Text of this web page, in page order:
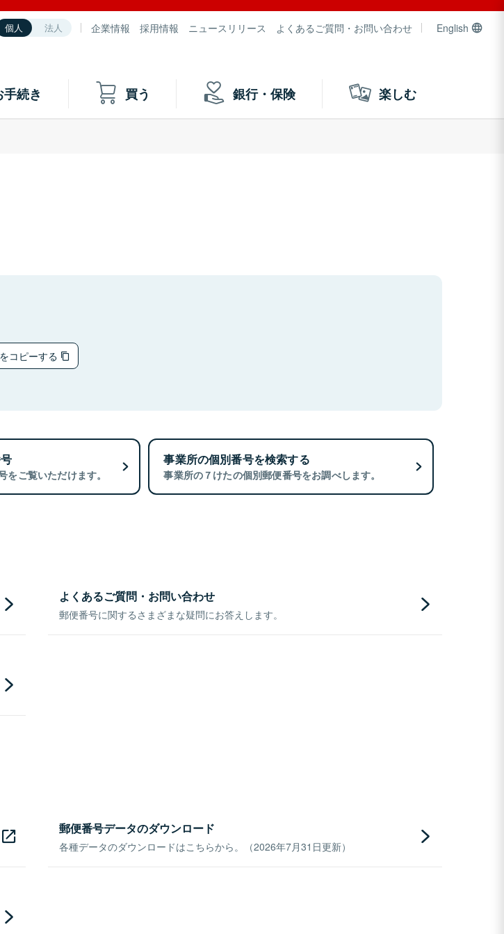
個人 法人 企業情報 採用情報 ニュースリリース よくあるご質問・お問い合わせ English
続き 買う 銀行・保険 楽しむ
コピーする
をご覧いただけます。
事業所の個別番号を検索する
事業所の７けたの個別郵便番号をお調べします。
よくあるご質問・お問い合わせ
郵便番号に関するさまざまな疑問にお答えします。
郵便番号データのダウンロード
各種データのダウンロードはこちらから。（2026年7月31日更新）